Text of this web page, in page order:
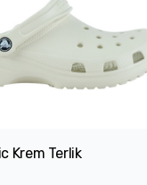
Krem Terlik